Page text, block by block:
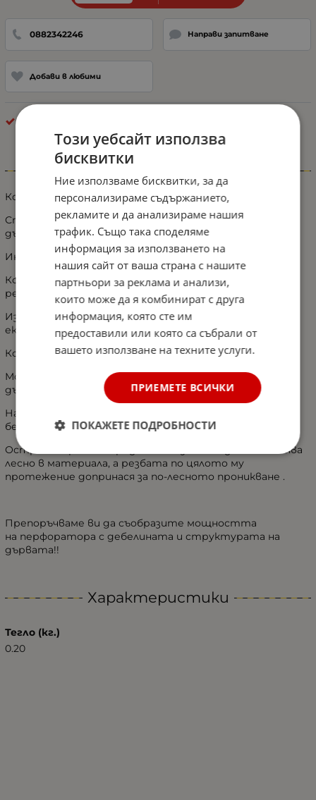
0882342246 Направи запитване
Добави в любими
Конус за цепене на дърва за перфоратор
Страхотен помощник за бързо и лесно цепене на
дърва!
Инсталирането на приставката е лесно и бързо.
Конус за цепене на дърва с трионовиден профил на
резбата
Изработен от стомана, което гаранира дълъг
експлоатационен живот.
Конусът е интегрално оформен, без снаждане.
Може да се ползва за всички видове мека и твърда
дървесина.
Набразденият дизайн прави работата по-удобна и
безопасна.
Острият връх на свредлото позволява да се вклинява
лесно в материала, а резбата по цялото му
протежение допринася за по-лесното проникване .
Препоръчваме ви да съобразите мощността
на перфоратора с дебелината и структурата на
дървата!!
Характеристики
Тегло (кг.)
0.20
Този уебсайт използва
бисквитки
Ние използваме бисквитки, за да
персонализираме съдържанието,
рекламите и да анализираме нашия
трафик. Също така споделяме
информация за използването на
нашия сайт от ваша страна с нашите
партньори за реклама и анализи,
които може да я комбинират с друга
информация, която сте им
предоставили или която са събрали от
вашето използване на техните услуги.
ПРИЕМЕТЕ ВСИЧКИ
ПОКАЖЕТЕ ПОДРОБНОСТИ